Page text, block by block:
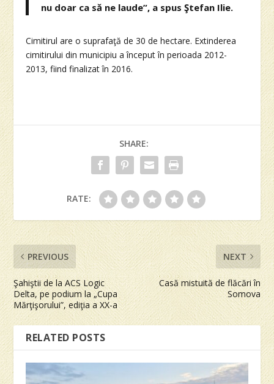
nu doar ca să ne laude”, a spus Ştefan Ilie.
Cimitirul are o suprafaţă de 30 de hectare. Extinderea
cimitirului din municipiu a început în perioada 2012-
2013, fiind finalizat în 2016.
SHARE:
RATE:
PREVIOUS
Şahiştii de la ACS Logic
Delta, pe podium la „Cupa
Mărţişorului”, ediţia a XX-a
NEXT
Casă mistuită de flăcări în
Somova
RELATED POSTS